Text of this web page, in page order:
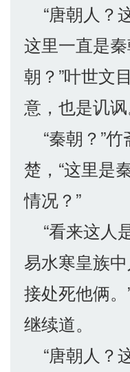
“唐朝人？
这里一直是
朝？”叶世文
意，也是讥讽
“秦朝？”竹
楚，“这里是
情况？”
“看来这人
易水寒皇族
接处死他俩。
继续道。
“唐朝人？